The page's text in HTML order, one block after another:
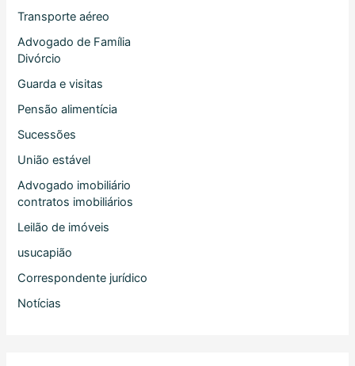
Transporte aéreo
Advogado de Família
Divórcio
Guarda e visitas
Pensão alimentícia
Sucessões
União estável
Advogado imobiliário
contratos imobiliários
Leilão de imóveis
usucapião
Correspondente jurídico
Notícias